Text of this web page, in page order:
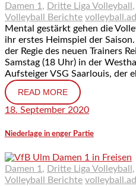
Damen 1 , Dritte Liga Volleyball ,
Volleyball Berichte
Mental gestärkt gehen die
ihr erstes Heimspiel der
der Regie des neuen Trainers
Samstag (18 Uhr) in der
Aufsteiger VSG Saarlouis, der
READ MORE
18. September 2020
Niederlage in enger Partie
Damen 1 , Dritte Liga Volleyball ,
Volleyball Berichte